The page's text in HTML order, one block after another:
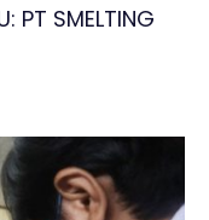
PT SMELTING